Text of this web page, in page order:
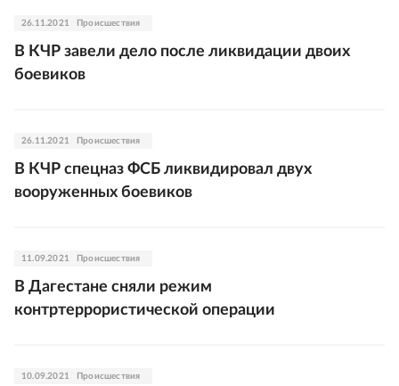
26.11.2021 Происшествия
В КЧР завели дело после ликвидации двоих
боевиков
26.11.2021 Происшествия
В КЧР спецназ ФСБ ликвидировал двух
вооруженных боевиков
11.09.2021 Происшествия
В Дагестане сняли режим
контртеррористической операции
10.09.2021 Происшествия